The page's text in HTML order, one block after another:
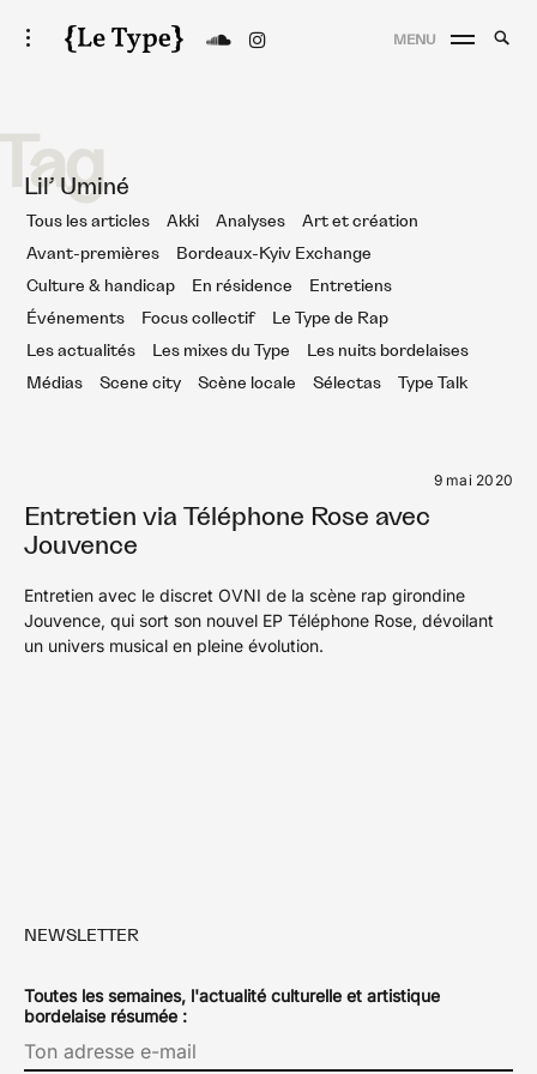
Skip
to
Le Type
toggle
open/close
MENU
Lil’ Uminé
Tous les articles Akki Analyses
Art et création
Avant-premières
Bordeaux-Kyiv Exchange
Culture & handicap
En résidence
Entretiens
Événements
Focus collectif
Le Type de Rap
Les actualités
Les mixes du Type
Les nuits bordelaises
Médias
Scene city Scène locale Sélectas Type Talk
9 mai 2020
Entretien via Téléphone Rose avec
Jouvence
Entretien avec le discret OVNI de la scène rap girondine
Jouvence, qui sort son nouvel EP Téléphone Rose, dévoilant
un univers musical en pleine évolution.
NEWSLETTER
Toutes les semaines, l'actualité culturelle et artistique
bordelaise résumée :